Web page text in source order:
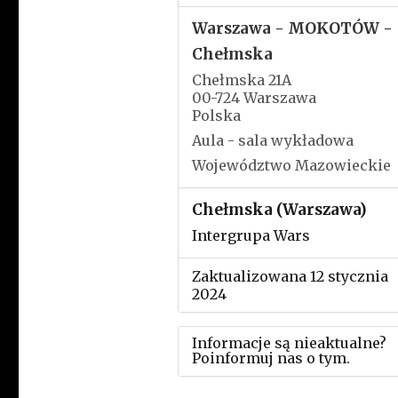
Warszawa - MOKOTÓW -
Chełmska
Chełmska 21A
00-724 Warszawa
Polska
Aula - sala wykładowa
Województwo Mazowieckie
Chełmska (Warszawa)
Intergrupa Wars
Zaktualizowana 12 stycznia
2024
Informacje są nieaktualne?
Poinformuj nas o tym.